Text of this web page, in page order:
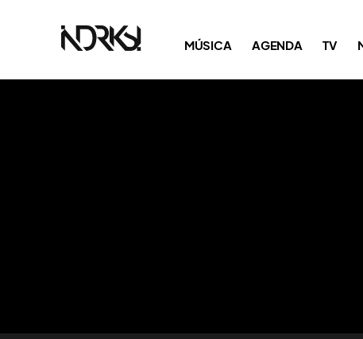
MÚSICA AGENDA TV